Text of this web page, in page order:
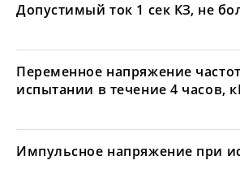
Допустимый ток 1 сек КЗ, не
Переменное напряжение
испытании в течение 4 часов,
Импульсное напряжение при